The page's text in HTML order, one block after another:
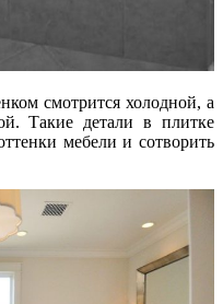
смотрится холодной, а
Такие детали в плитке
мебели и сотворить